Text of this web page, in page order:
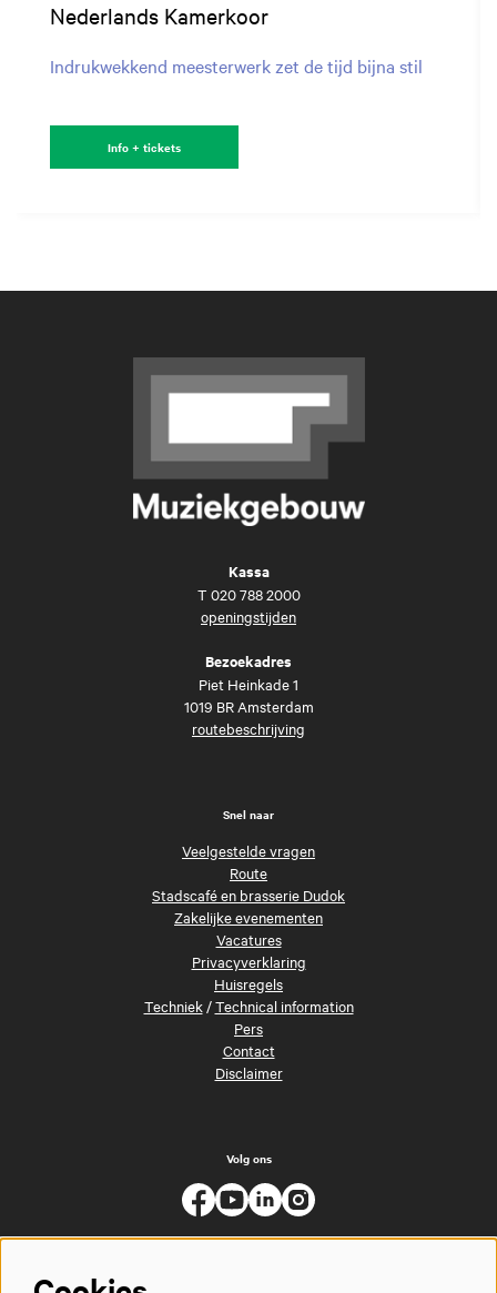
Nederlands Kamerkoor
Indrukwekkend meesterwerk zet de tijd bijna stil
Info + tickets
Kassa
T 020 788 2000
openingstijden
Bezoekadres
Piet Heinkade 1
1019 BR Amsterdam
routebeschrijving
Snel naar
Veelgestelde vragen
Route
Stadscafé en brasserie Dudok
Zakelijke evenementen
Vacatures
Privacyverklaring
Huisregels
Techniek/Technical information
Pers
Contact
Disclaimer
Volg ons